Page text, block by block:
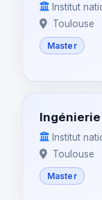
Institut
Toulouse
Master
Institut
Toulouse
Master